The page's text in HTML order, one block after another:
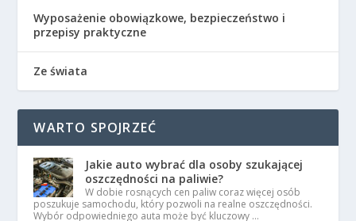
Wyposażenie obowiązkowe, bezpieczeństwo i
przepisy praktyczne
Ze świata
WARTO SPOJRZEĆ
Jakie auto wybrać dla osoby szukającej
oszczędności na paliwie?
W dobie rosnących cen paliw coraz więcej osób
poszukuje samochodu, który pozwoli na realne oszczędności.
Wybór odpowiedniego auta może być kluczowy …